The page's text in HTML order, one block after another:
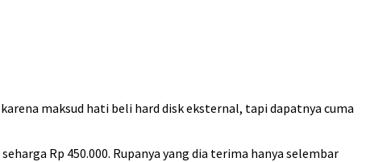
maksud hati beli hard disk eksternal, tapi dapatnya cuma
Rp 450.000. Rupanya yang dia terima hanya selembar